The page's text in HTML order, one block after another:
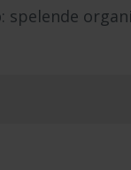
: spelende